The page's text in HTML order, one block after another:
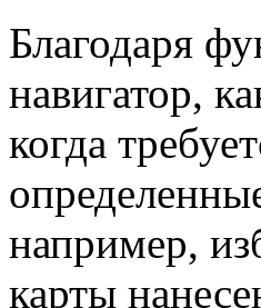
Благодаря
навигатор,
когда
например,
карты